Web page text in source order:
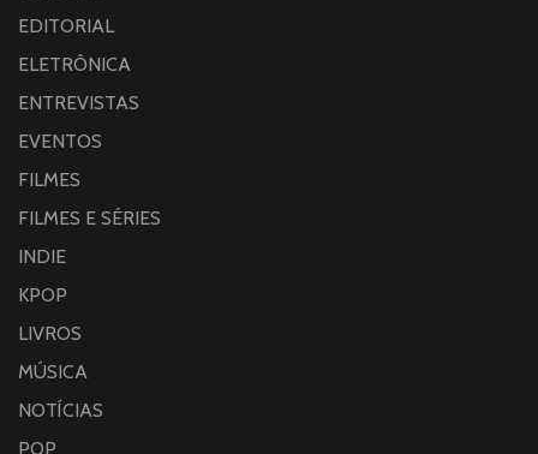
EDITORIAL
ELETRÔNICA
ENTREVISTAS
EVENTOS
FILMES
FILMES E SÉRIES
INDIE
KPOP
LIVROS
MÚSICA
NOTÍCIAS
POP